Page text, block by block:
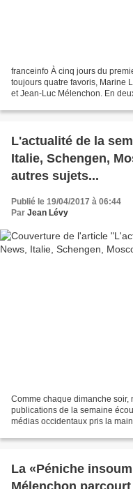
franceinfo À cinq jours du
toujours quatre favoris, Marine
et Jean-Luc Mélenchon. En
L'actualité de la
Italie, Schengen,
autres sujets...
Publié le 19/04/2017 à 06:44
Par Jean Lévy
Comme chaque dimanche
publications de la semaine
médias occidentaux pris la
La «Péniche